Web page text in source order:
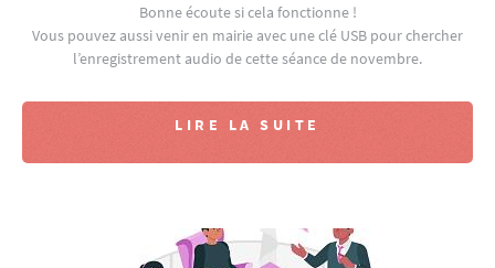
Bonne écoute si cela fonctionne !
Vous pouvez aussi venir en mairie avec une clé USB pour chercher
l’enregistrement audio de cette séance de novembre.
LIRE LA SUITE